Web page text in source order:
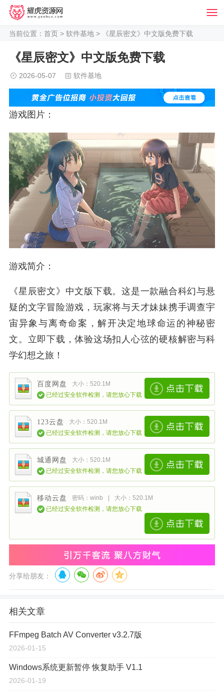
当前位置： 首页 > 软件基地 > 《星辰密文》中文版免费下载
《星辰密文》中文版免费下载
2026-05-07 软件基地
游戏图片：
游戏简介：
《星辰密文》中文版下载。这是一款融合科幻与悬
疑的文字冒险游戏，玩家将与天才妹妹携手调查宇
宙异象与离奇命案，解开决定地球命运的神秘密
文。立即下载，体验这场扣人心弦的硬核解密与科
学幻想之旅！
百度网盘
大小：520.1M
已经过安全软件检测，请您放心下载
123云盘
大小：520.1M
已经过安全软件检测，请您放心下载
城通网盘
大小：520.1M
已经过安全软件检测，请您放心下载
移动云盘 密码：winb
大小：520.1M
已经过安全软件检测，请您放心下载
分享给朋友：
相关文章
FFmpeg Batch AV Converter v3.2.7版
2026-01-15
Windows系统更新暂停 恢复助手 V1.1
2026-01-19